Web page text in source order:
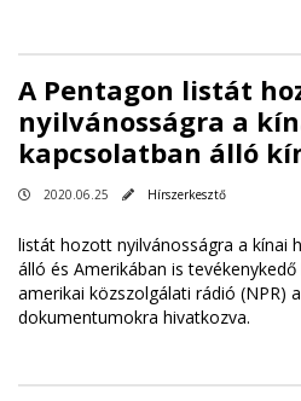
A Pentagon listát
nyilvánosságra a
kapcsolatban álló
2020.06.25 Hírszerkesztő
listát hozott nyilvánosságra a kínai
álló és Amerikában is
amerikai közszolgálati rádió (NPR)
dokumentumokra hivatkozva.